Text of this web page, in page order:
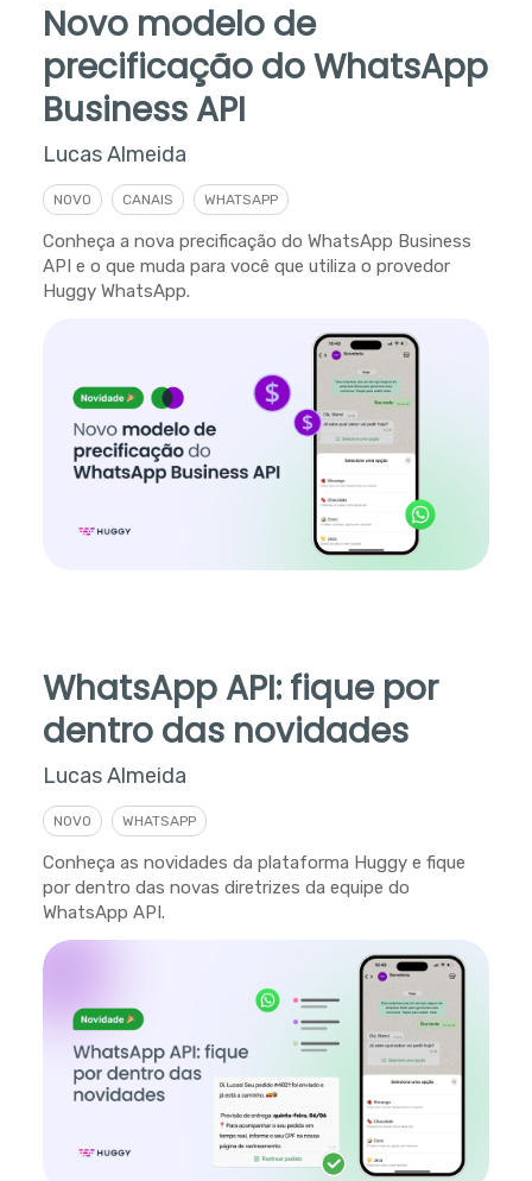
Novo modelo de
precificação do WhatsApp
Business API
Lucas Almeida
NOVO CANAIS WHATSAPP
Conheça a nova precificação do WhatsApp Business
API e o que muda para você que utiliza o provedor
Huggy WhatsApp.
WhatsApp API: fique por
dentro das novidades
Lucas Almeida
NOVO WHATSAPP
Conheça as novidades da plataforma Huggy e fique
por dentro das novas diretrizes da equipe do
WhatsApp API.